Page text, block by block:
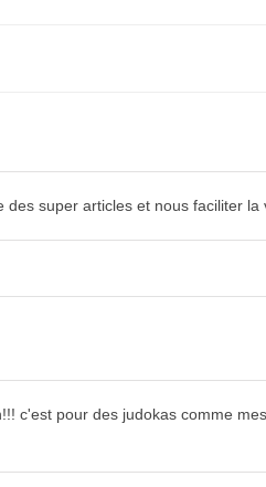
super articles et nous faciliter
c'est pour des judokas comme